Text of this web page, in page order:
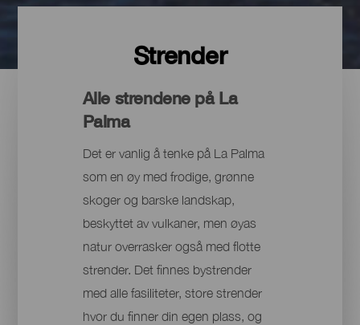
Strender
Alle strendene på La
Palma
Det er vanlig å tenke på La Palma
som en øy med frodige, grønne
skoger og barske landskap,
beskyttet av vulkaner, men øyas
natur overrasker også med flotte
strender. Det finnes bystrender
med alle fasiliteter, store strender
hvor du finner din egen plass, og